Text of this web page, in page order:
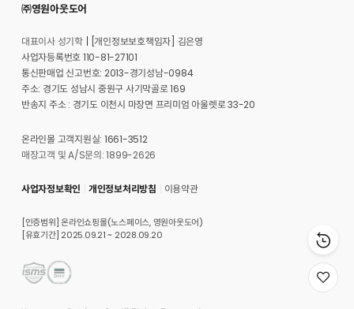
㈜영원아웃도어
대표이사 성기학
[개인정보보호책임자] 김은영
사업자등록번호 110-81-27101
통신판매업 신고번호: 2013-경기성남-0984
주소: 경기도 성남시 중원구 사기막골로 169
반송지 주소 : 경기도 이천시 마장면 프리미엄 아울렛로 33-20
온라인몰 고객지원실: 1661-3512
매장고객 및 A/S문의: 1899-2626
사업자정보확인 개인정보처리방침 이용약관
[인증범위] 온라인쇼핑몰(노스페이스, 영원아웃도어)
[유효기간] 2025.09.21 ~ 2028.09.20
위
시